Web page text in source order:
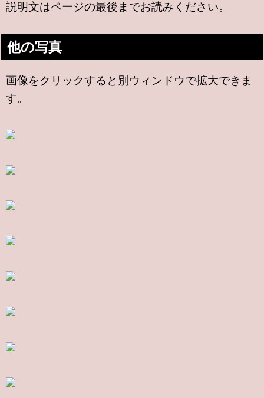
説明文はページの最後までお読みください。
他の写真
画像をクリックすると別ウィンドウで拡大できま
す。